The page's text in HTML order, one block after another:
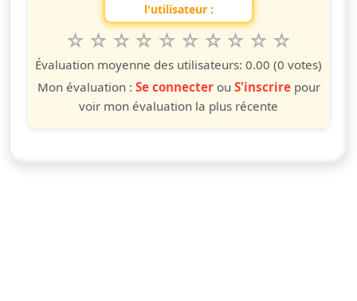
l'utilisateur :
questo spettacolo da 1 a 10 étoiles
10
étoiles
9
étoiles
8
étoiles
7
étoiles
6
étoiles
5
étoiles
4
étoiles
3
étoiles
2
étoiles
étoile
Évaluation moyenne des utilisateurs: 0.00 (0 votes)
Mon évaluation : Se connecterou S'inscrirepour
voir mon évaluation la plus récente